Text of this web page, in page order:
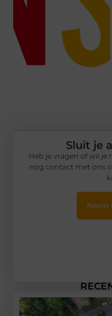
Sluit je
Heb je vragen of wil je
nog contact met ons
Neem